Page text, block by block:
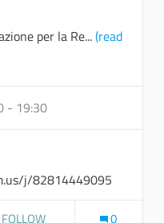
per la Re...(read
- 19:30
j/82814449095
9 FOLLOWERS
FOLLOW 0